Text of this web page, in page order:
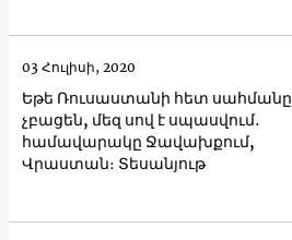
Եթե Ռուսաստանի հետ սահմանը
չբացեն, մեզ սով է սպասվում․
համավարակը Ջավախքում,
Վրաստան։ Տեսանյութ
03 Հուլիսի, 2020